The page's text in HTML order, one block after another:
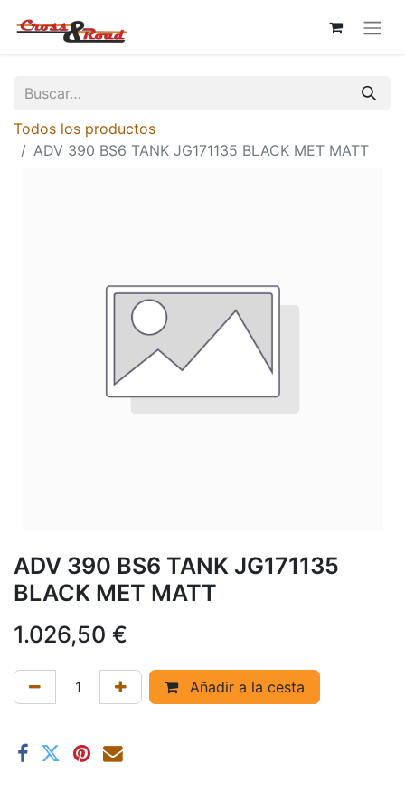
Todos los productos
ADV 390 BS6 TANK JG171135 BLACK MET MATT
ADV 390 BS6 TANK JG171135
BLACK MET MATT
1.026,50 €
Añadir a la cesta